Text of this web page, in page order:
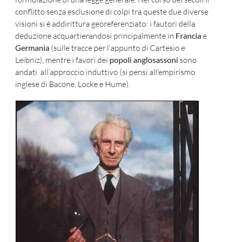
conflitto senza esclusione di colpi tra queste due diverse
visioni si è addirittura georeferenziato: i fautori della
deduzione acquartierandosi principalmente in Franciae
Germania(sulle tracce per l’appunto di Cartesio e
Leibniz), mentre i favori dei popoli anglosassoni sono
andati all’approccio induttivo (si pensi all’empirismo
inglese di Bacone, Locke e Hume).